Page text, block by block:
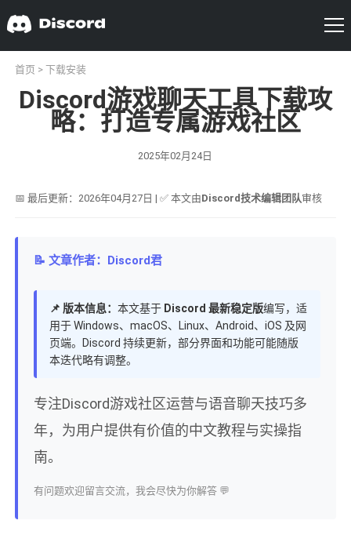
首页 > 下载安装
Discord游戏聊天工具下载攻
略：打造专属游戏社区
2025年02月24日
📅 最后更新：2026年04月27日 | ✅ 本文由Discord技术编辑团队审核
📝 文章作者：Discord君
📌 版本信息： 本文基于 Discord 最新稳定版编写，适
用于 Windows、macOS、Linux、Android、iOS 及网
页端。Discord 持续更新，部分界面和功能可能随版
本迭代略有调整。
专注Discord游戏社区运营与语音聊天技巧多
年，为用户提供有价值的中文教程与实操指
南。
有问题欢迎留言交流，我会尽快为你解答 💬